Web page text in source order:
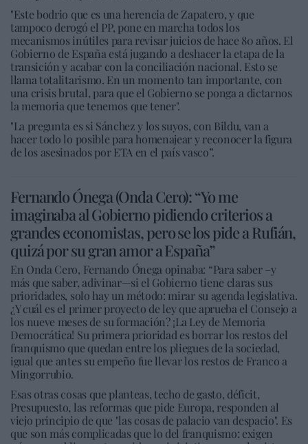
"Este bodrio que es una herencia de Zapatero, y que
tampoco derogó el PP, pone en marcha todos los
mecanismos inútiles para revisar juicios de hace 80 años. El
Gobierno de España está jugando a deshacer la etapa de la
transición y acabar con la conciliación nacional. Esto se
llama totalitarismo. En un momento tan importante, con
una crisis brutal, para que el Gobierno se ponga a dictarnos
la memoria que tenemos que tener".
"La pregunta es si Sánchez y los suyos, con Bildu, van a
hacer todo lo posible para homenajear y reconocer la figura
de los asesinados por ETA en el país vasco”.
Fernando Ónega (Onda Cero): “Yo me
imaginaba al Gobierno pidiendo criterios a
grandes economistas, pero se los pide a Rufián,
quizá por su gran amor a España”
En Onda Cero, Fernando Ónega opinaba: “Para saber –y
más que saber, adivinar—si el Gobierno tiene claras sus
prioridades, solo hay un método: mirar su agenda legislativa.
¿Y cuál es el primer proyecto de ley que aprueba el Consejo a
los nueve meses de su formación? ¡La Ley de Memoria
Democrática! Su primera prioridad es borrar los restos del
franquismo que quedan entre los pliegues de la sociedad,
igual que antes su empeño fue llevar los restos de Franco a
Mingorrubio.
Esas otras cosas que planteas, techo de gasto, déficit,
Presupuesto, las reformas que pide Europa, responden al
viejo principio de que "las cosas de palacio van despacio". Es
que son más complicadas que lo del franquismo: exigen